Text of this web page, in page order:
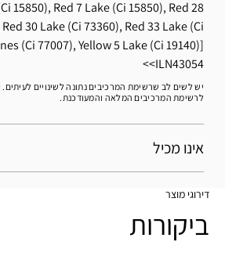
15850), Red 7 Lake (Ci 15850), Red 28
30 Lake (Ci 73360), Red 33 Lake (Ci
(Ci 77007), Yellow 5 Lake (Ci 19140)]
ILN43054
יש לשים לב שרשימת המרכיבים נתונה לשינויים לעיתים.
לרשימת המרכיבים המלאה והמעודכנת.
אינו מכיל
דירוגי מוצר
ביקורות